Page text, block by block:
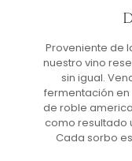
Proveniente de
nuestro vino
sin igual.
fermentación en
de roble
como resultado
Cada sorbo